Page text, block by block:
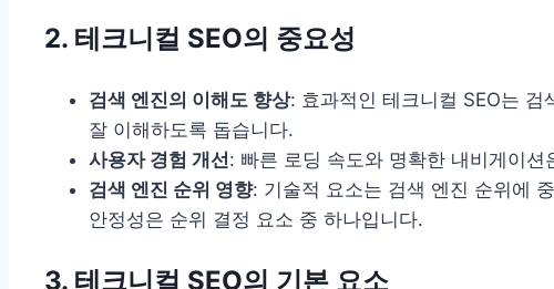
2. 테크니컬 SEO의 중요성
검색 엔진의 이해도 향상: 효과적인 테크니컬 SEO는 검
잘 이해하도록 돕습니다.
사용자 경험 개선: 빠른 로딩 속도와 명확한 내비게이
검색 엔진 순위 영향: 기술적 요소는 검색 엔진 순위에
안정성은 순위 결정 요소 중 하나입니다.
3. 테크니컬 SEO의 기본 요소